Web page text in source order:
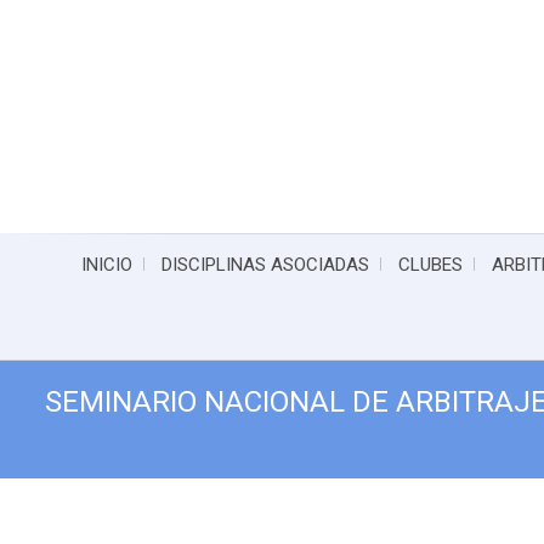
INICIO DISCIPLINAS ASOCIADAS CLUBES
SEMINARIO NACIONAL DE